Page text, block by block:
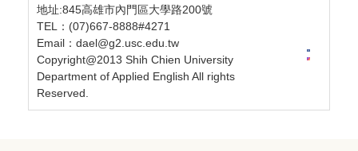
地址:845高雄市內門區大學路200號
TEL：(07)667-8888#4271
Email：dael@g2.usc.edu.tw
Copyright@2013 Shih Chien University
Department of Applied English All rights
Reserved.